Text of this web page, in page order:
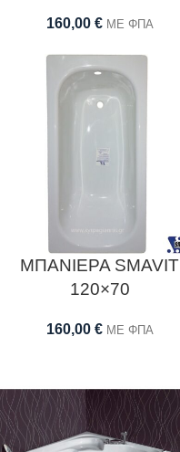
160,00 € ΜΕ ΦΠΑ
ΜΠΑΝΙΕΡΑ SMAVIT
120×70
160,00 € ΜΕ ΦΠΑ